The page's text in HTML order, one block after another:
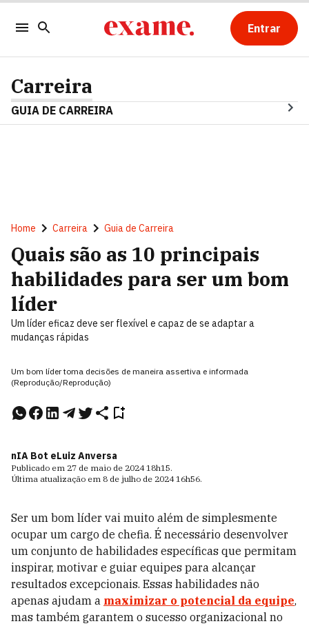
Entrar
Carreira
GUIA DE CARREIRA
Home Carreira Guia de Carreira
Quais são as 10 principais
habilidades para ser um bom
líder
Um líder eficaz deve ser flexível e capaz de se adaptar a
mudanças rápidas
Um bom líder toma decisões de maneira assertiva e informada
(Reprodução/Reprodução)
nIA Bot eLuiz Anversa
Publicado em 27 de maio de 2024 18h15.
Última atualização em 8 de julho de 2024 16h56.
Ser um bom líder vai muito além de simplesmente
ocupar um cargo de chefia. É necessário desenvolver
um conjunto de habilidades específicas que permitam
inspirar, motivar e guiar equipes para alcançar
resultados excepcionais. Essas habilidades não
apenas ajudam a maximizar o potencial da equipe,
mas também garantem o sucesso organizacional no